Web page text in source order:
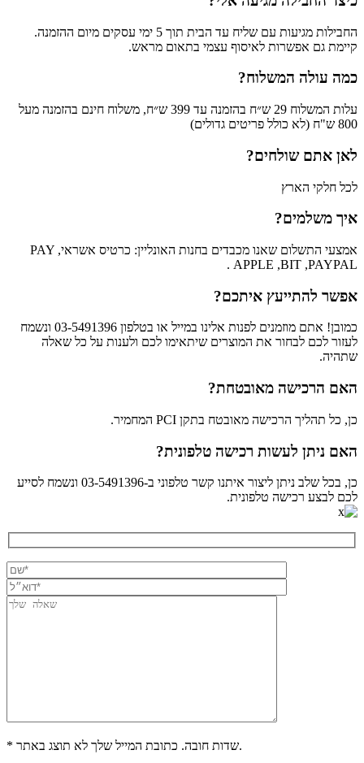
החבילות מגיעות עם שליח עד הבית תוך 5 ימי עסקים מיום ההזמנה.
קיימת גם אפשרות לאיסוף עצמי בתאום מראש.
כמה עולה המשלוח?
עלות המשלוח 29 ש״ח בהזמנה עד 399 ש״ח, משלוח חינם בהזמנה מעל
800 ש"ח (לא כולל פריטים גדולים)
לאן אתם שולחים?
לכל חלקי הארץ
איך משלמים?
אמצעי התשלום שאנו מכבדים בחנות האונליין: כרטיס אשראי, PAY
APPLE ,BIT ,PAYPAL .
אפשר להתייעץ איתכם?
כמובן! אתם מוזמנים לפנות אלינו במייל או בטלפון 03-5491396 ונשמח
לעזור לכם לבחור את המוצרים שיתאימו לכם ולענות על כל שאלה
שתהיה.
האם הרכישה מאובטחת?
כן, כל תהליך הרכישה מאובטח בתקן PCI המחמיר.
האם ניתן לעשות רכישה טלפונית?
כן, בכל שלב ניתן ליצור איתנו קשר טלפוני ב-03-5491396 ונשמח לסייע
לכם לבצע רכישה טלפונית.
* שדות חובה. כתובת המייל שלך לא תוצג באתר.